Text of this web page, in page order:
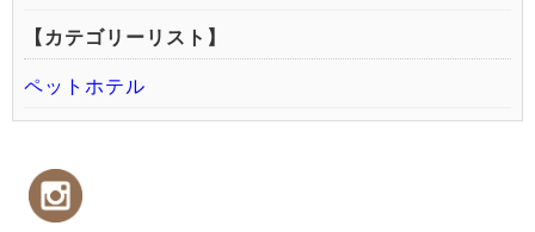
【カテゴリーリスト】
ペットホテル